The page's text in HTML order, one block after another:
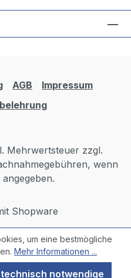
AGB
Impressum
Mehrwertsteuer zzgl.
wenn
Shopware
um eine bestmögliche
Mehr Informationen ...
notwendige